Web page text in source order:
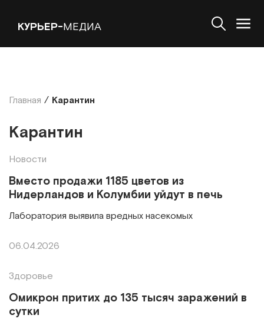
КУРЬЕР-МЕДИА
Главная / Карантин
Карантин
Новости
Вместо продажи 1185 цветов из
Нидерландов и Колумбии уйдут в печь
Лаборатория выявила вредных насекомых
06.04.2026
Здоровье
Омикрон притих до 135 тысяч заражений в
сутки